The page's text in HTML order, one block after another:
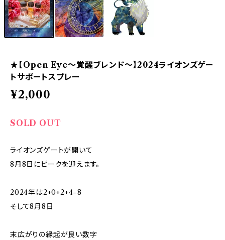
★【Open Eye～覚醒ブレンド～】2024ライオンズゲー
トサポートスプレー
¥2,000
SOLD OUT
ライオンズゲートが開いて
8月8日にピークを迎えます。
2024年は2+0+2+4=8
そして8月8日
末広がりの縁起が良い数字